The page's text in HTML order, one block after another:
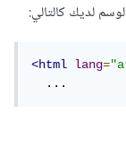
لديك كالتالي:
<html lang=
  ...